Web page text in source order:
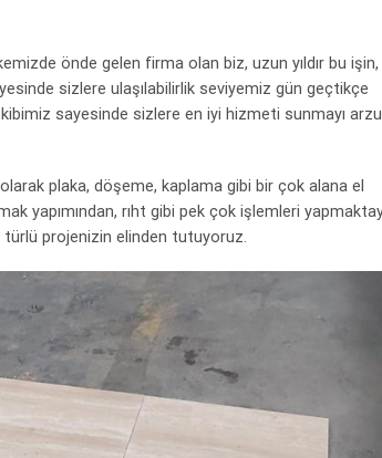
önde gelen firma olan biz, uzun yıldır bu işin,
sizlere ulaşılabilirlik seviyemiz gün geçtikçe
sayesinde sizlere en iyi hizmeti sunmayı arzu
plaka, döşeme, kaplama gibi bir çok alana el
yapımından, rıht gibi pek çok işlemleri
türlü projenizin elinden tutuyoruz.